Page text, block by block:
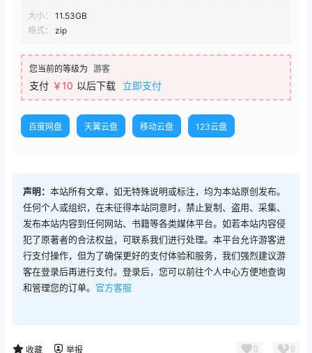
大小：
11.53GB
格式：
zip
您当前的等级为 游客
支付 ￥10 以后下载 立即支付
百度网盘 天翼云盘 移动云盘 123云盘
声明： 本站所有文章，如无特殊说明或标注，均为本站原创发布。
任何个人或组织，在未征得本站同意时，禁止复制、盗用、采集、
发布本站内容到任何网站、书籍等各类媒体平台。如若本站内容侵
犯了原著者的合法权益，可联系我们进行处理。本平台允许游客进
行支付操作，但为了确保更好的支付体验和服务，我们强烈建议游
客在登录后再进行支付。登录后，您可以前往个人中心方便地查询
和管理您的订单。 官方客服
收藏 举报 0 0